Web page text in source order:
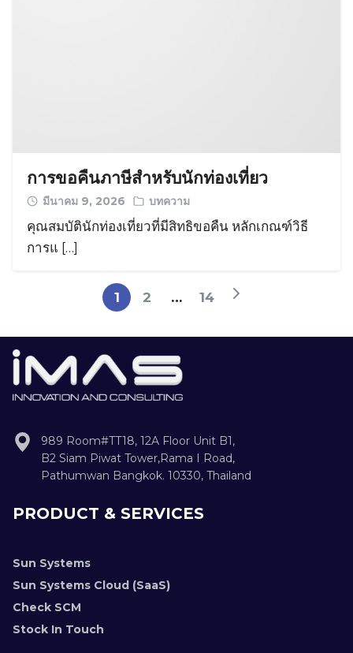
การขอคืนภาษีสำหรับนักท่องเที่ยว
มีนาคม 9, 2026 บทความ
คุณสมบัตินักท่องเที่ยวที่มีสิทธิขอคืน หลักเกณฑ์วิธี
การแ […]
1 2 … 14
989 Room#TT18, 12A Floor Unit B1,
B2 Siam Piwat Tower,Rama I Road,
Pathumwan Bangkok. 10330, Thailand
PRODUCT & SERVICES
Sun Systems
Sun Systems Cloud (SaaS)
Check SCM
Stock In Touch